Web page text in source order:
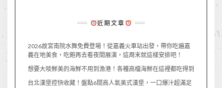
近期文章
2026故宮南院水舞免費登場！從嘉義火車站出發，帶你吃遍嘉
義在地美食，吃飽再去看夜間展演，這周末就這樣安排吧！
想要大啖鮮美的海鮮不用到漁港！各種高檔海鮮在這裡都吃得到
台北漢堡控快收藏！盤點6間高人氣美式漢堡，一口爆汁超滿足